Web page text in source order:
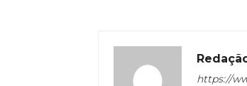
https://